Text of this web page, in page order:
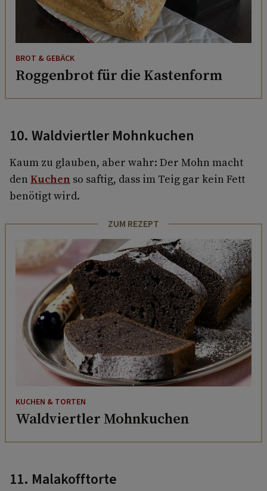
BROT & GEBÄCK
Roggenbrot für die Kastenform
10. Waldviertler Mohnkuchen
Kaum zu glauben, aber wahr: Der Mohn macht
den Kuchen so saftig, dass im Teig gar kein Fett
benötigt wird.
ZUM REZEPT
KUCHEN & TORTEN
Waldviertler Mohnkuchen
11. Malakofftorte